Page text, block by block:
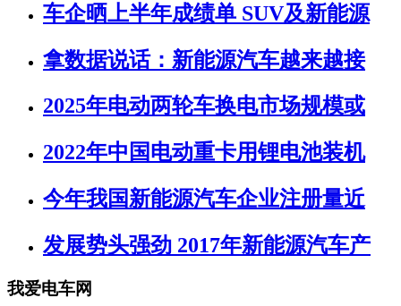
车企晒上半年成绩单 SUV及新能源
拿数据说话：新能源汽车越来越接
2025年电动两轮车换电市场规模或
2022年中国电动重卡用锂电池装机
今年我国新能源汽车企业注册量近
发展势头强劲 2017年新能源汽车产
我爱电车网